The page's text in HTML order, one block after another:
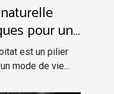
pour un
est un pilier
mode de vie...